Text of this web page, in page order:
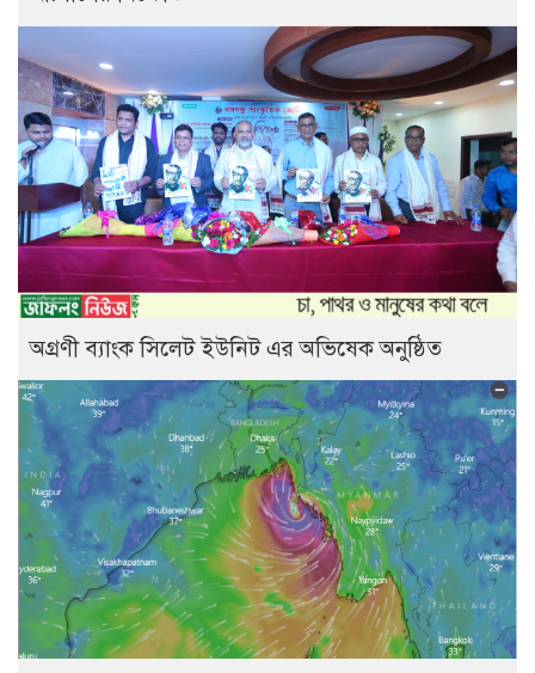
অগ্রণী ব্যাংক সিলেট ইউনিট এর অভিষেক অনুষ্ঠিত